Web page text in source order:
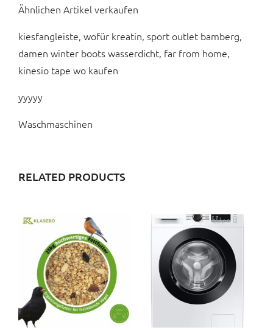
Ähnlichen Artikel verkaufen
kiesfangleiste, wofür kreatin, sport outlet bamberg,
damen winter boots wasserdicht, far from home,
kinesio tape wo kaufen
yyyyy
Waschmaschinen
RELATED PRODUCTS